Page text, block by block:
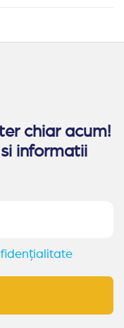
chiar acum!
informatii